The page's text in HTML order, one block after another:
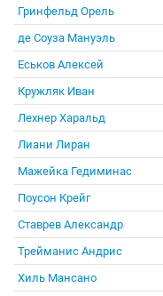
Гринфельд Орель
де Соуза Мануэль
Еськов Алексей
Кружляк Иван
Лехнер Харальд
Лиани Лиран
Мажейка Гедиминас
Поусон Крейг
Ставрев Александр
Трейманис Андрис
Хиль Мансано